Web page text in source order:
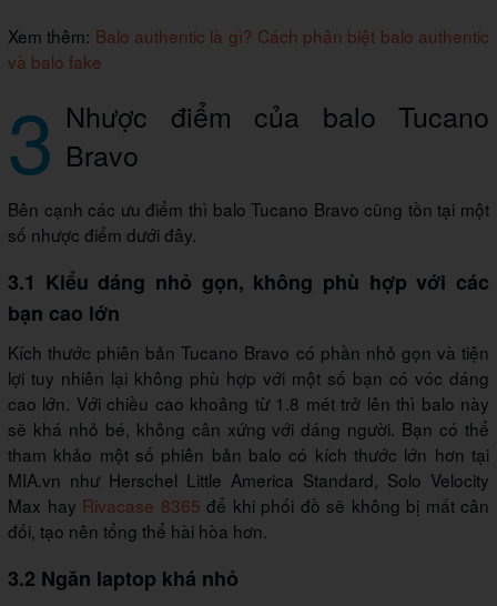
Xem thêm: Balo authentic là gì? Cách phân biệt balo authentic
và balo fake
3 Nhược điểm của balo Tucano
Bravo
Bên cạnh các ưu điểm thì balo Tucano Bravo cũng tồn tại một
số nhược điểm dưới đây.
3.1 Kiểu dáng nhỏ gọn, không phù hợp với các
bạn cao lớn
Kích thước phiên bản Tucano Bravo có phần nhỏ gọn và tiện
lợi tuy nhiên lại không phù hợp với một số bạn có vóc dáng
cao lớn. Với chiều cao khoảng từ 1.8 mét trở lên thì balo này
sẽ khá nhỏ bé, không cân xứng với dáng người. Bạn có thể
tham khảo một số phiên bản balo có kích thước lớn hơn tại
MIA.vn như Herschel Little America Standard, Solo Velocity
Max hay Rivacase 8365 để khi phối đồ sẽ không bị mất cân
đối, tạo nên tổng thể hài hòa hơn.
3.2 Ngăn laptop khá nhỏ